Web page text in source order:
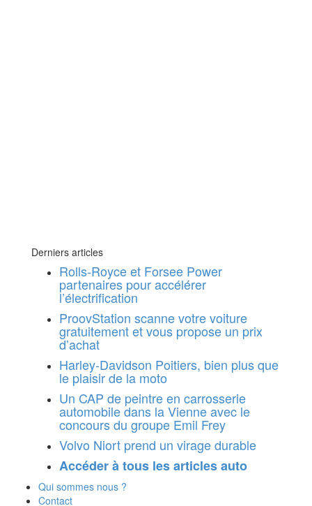
Derniers articles
Rolls-Royce et Forsee Power
partenaires pour accélérer
l’électrification
ProovStation scanne votre voiture
gratuitement et vous propose un prix
d’achat
Harley-Davidson Poitiers, bien plus que
le plaisir de la moto
Un CAP de peintre en carrosserie
automobile dans la Vienne avec le
concours du groupe Emil Frey
Volvo Niort prend un virage durable
Accéder à tous les articles auto
Qui sommes nous ?
Contact